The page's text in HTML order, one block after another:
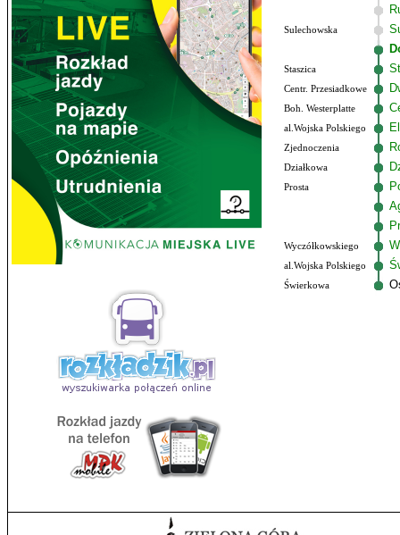
Sulechowska
Staszica
Centr. Przesiadkowe
Boh. Westerplatte
al.Wojska Polskiego
Zjednoczenia
Działkowa
Prosta
Wyczółkowskiego
al.Wojska Polskiego
Świerkowa